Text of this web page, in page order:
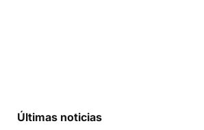
Últimas noticias